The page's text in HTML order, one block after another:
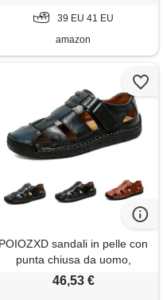
39 EU 41 EU
amazon
POIOZXD sandali in pelle con
punta chiusa da uomo,
sandali ortopedici estivi da
46,53 €